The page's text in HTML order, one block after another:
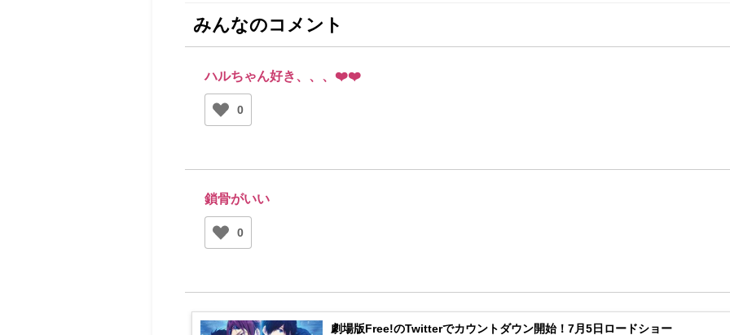
みんなのコメント
ハルちゃん好き、、、❤️❤️
0
鎖骨がいい
0
劇場版Free!のTwitterでカウントダウン開始！7月5日ロードショー